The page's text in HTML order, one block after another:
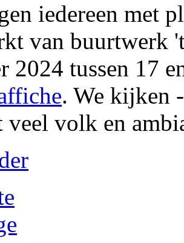
iedereen met
van buurtwerk
2024 tussen 17
. We kijken
veel volk en